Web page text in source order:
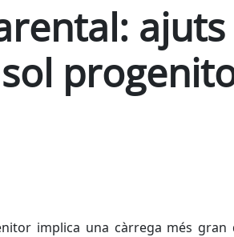
implica una càrrega més gran